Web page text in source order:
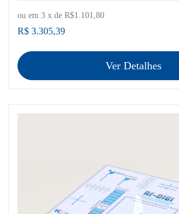
R$ 3.305,39
ou em 3 x de R$1.101,80
Ver Detalhes